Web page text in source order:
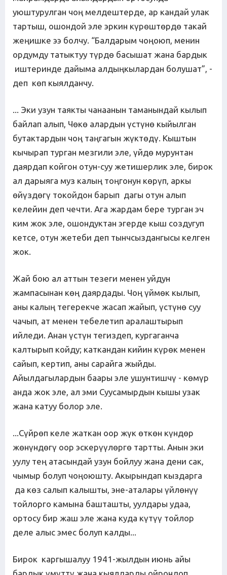
уюштурулган чоң мелдештерде, ар кандай улак
тартыш, ошондой эле эркин күрөштөрдө такай
жеңишке ээ болчу. “Балдарым чоңоюп, менин
ордумду татыктуу түрдө басышат жана бардык
иштеринде дайыма алдыңкылардан болушат”, -
деп көп кыялданчу.
... Эки узун таякты чанаанын таманындай кылып
байлап алып, Чөкө алардын үстүнө кыйылган
бутактардын чоң таңгагын жүктөдү. Кыштын
кычырап турган мезгили эле, үйдө мурунтан
даярдап койгон отун-суу жетишерлик эле, бирок
ал дарыяга муз калың тоңгонун көрүп, аркы
өйүздөгү токойдон барып дагы отун алып
келейин деп чечти. Ага жардам бере турган эч
ким жок эле, ошондуктан эгерде кыш создугуп
кетсе, отун жетеби деп тынчсыздангысы келген
жок.
Жай бою ал аттын тезеги менен уйдун
жампасынан көң даярдады. Чоң үймөк кылып,
аны калың тегерекче жасап жайып, үстүнө суу
чачып, ат менен тебелетип аралаштырып
ийледи. Анан үстүн тегиздеп, кургаганча
калтырып койду; каткандан кийин күрөк менен
сайып, кертип, аны сарайга жыйды.
Айылдагылардын баары эле ушунтишчү - көмүр
анда жок эле, ал эми Суусамырдын кышы узак
жана катуу болор эле.
...Сүйрөп келе жаткан оор жүк өткөн күндөр
жөнүндөгү оор эскерүүлөргө тартты. Анын эки
уулу тең атасындай узун бойлуу жана дени сак,
чымыр болуп чоңоюшту. Акырындап кыздарга
да көз салып калышты, эне-аталары үйлөнүү
тойлорго камына башташты, уулдары удаа,
ортосу бир жаш эле жана куда күтүү тойлор
деле алыс эмес болуп калды...
Бирок каргышалуу 1941-жылдын июнь айы